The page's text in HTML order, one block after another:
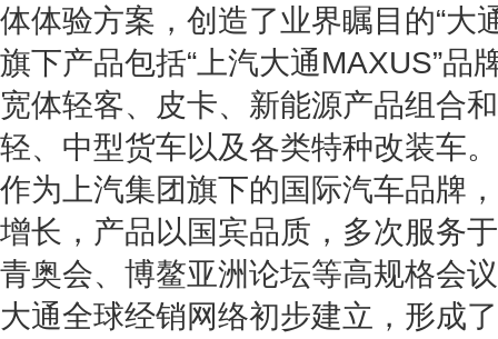
体体验方案，创造了业界瞩目的“大
旗下产品包括“上汽大通MAXUS”品
宽体轻客、皮卡、新能源产品组合
轻、中型货车以及各类特种改装车。
作为上汽集团旗下的国际汽车品牌
增长，产品以国宾品质，多次服务
青奥会、博鳌亚洲论坛等高规格会
大通全球经销网络初步建立，形成